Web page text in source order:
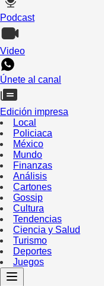
Podcast
Video
Únete al canal
Edición impresa
Local
Policiaca
México
Mundo
Finanzas
Análisis
Cartones
Gossip
Cultura
Tendencias
Ciencia y Salud
Turismo
Deportes
Juegos